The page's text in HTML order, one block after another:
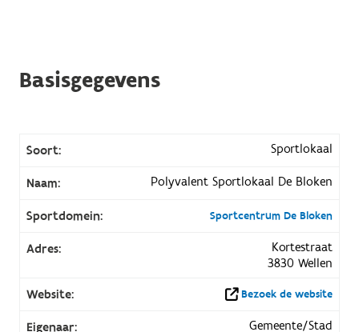
Basisgegevens
Soort: Sportlokaal
Naam: Polyvalent Sportlokaal De Bloken
Sportdomein: Sportcentrum De Bloken
Adres:
Kortestraat
3830 Wellen
Website:
Bezoek de website
Eigenaar: Gemeente/Stad